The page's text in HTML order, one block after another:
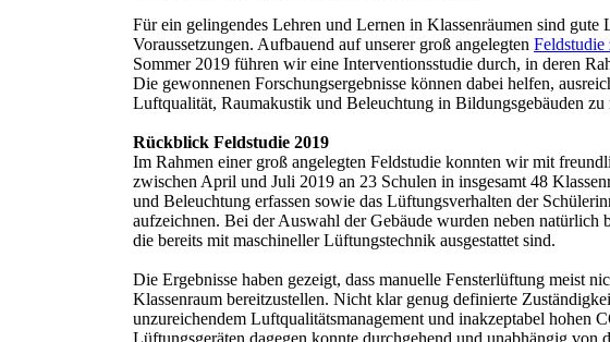
Für ein gelingendes Lehren und Lernen in Klassenräumen sind
Voraussetzungen. Aufbauend auf unserer groß angelegten Feldstudie
Sommer 2019 führen wir eine Interventionsstudie durch, in deren
Die gewonnenen Forschungsergebnisse können dabei helfen,
Luftqualität, Raumakustik und Beleuchtung in Bildungsgebäuden zu
Rückblick Feldstudie 2019
Im Rahmen einer groß angelegten Feldstudie konnten wir mit
zwischen April und Juli 2019 an 23 Schulen in insgesamt 48
und Beleuchtung erfassen sowie das Lüftungsverhalten der
aufzeichnen. Bei der Auswahl der Gebäude wurden neben natürlich
die bereits mit maschineller Lüftungstechnik ausgestattet sind.
Die Ergebnisse haben gezeigt, dass manuelle Fensterlüftung meist
Klassenraum bereitzustellen. Nicht klar genug definierte
unzureichendem Luftqualitätsmanagement und inakzeptabel hohen